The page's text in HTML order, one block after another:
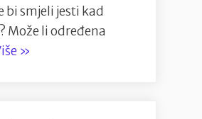
bi smjeli jesti kad
Može li određena
“Kako
»